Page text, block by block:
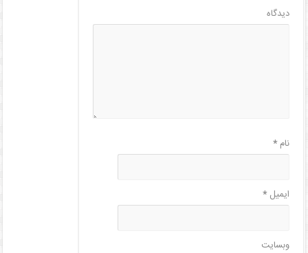
دیدگاه
نام*
ایمیل*
وبسایت